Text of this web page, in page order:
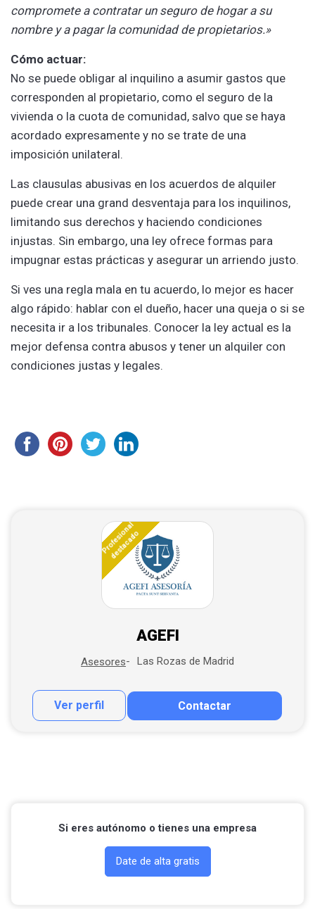
compromete a contratar un seguro de hogar a su
nombre y a pagar la comunidad de propietarios.»
Cómo actuar:
No se puede obligar al inquilino a asumir gastos que
corresponden al propietario, como el seguro de la
vivienda o la cuota de comunidad, salvo que se haya
acordado expresamente y no se trate de una
imposición unilateral.
Las clausulas͏ abusivas ͏en los acuerdos de alquiler
puede crear una gr͏and desventaja para los inquilinos,
limitand͏o sus derechos y haciendo c͏ondicion͏es
injustas. Sin embargo͏, una ley ofrece formas para
impugnar estas pr͏ácticas y asegu͏rar un arriendo͏ justo.͏
Si ves una regla mala en tu acuerdo, lo mejor es hacer
algo rápido: hablar con el dueño, hacer una queja o si se
necesita ir a los tribunales. Conocer la ley actual es la
mejor defensa contra abusos y tener un alquiler con
condiciones justas y legales.
Profesional
destacado
AGEFI
Asesores Las Rozas de Madrid
Ver perfil Contactar
Contactar por correo
Si eres autónomo o tienes una empresa
Date de alta gratis